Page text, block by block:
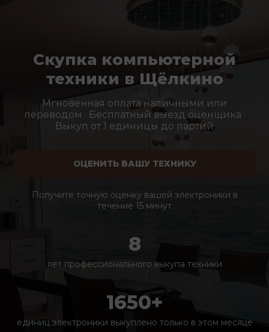
Скупка компьютерной
техники в Щёлкино
Мгновенная оплата наличными или
переводом · Бесплатный выезд оценщика ·
Выкуп от 1 единицы до партий
ОЦЕНИТЬ ВАШУ ТЕХНИКУ
Получите точную оценку вашей электроники в
течение 15 минут
8
лет профессионального выкупа техники
1650+
единиц электроники выкуплено только в этом месяце